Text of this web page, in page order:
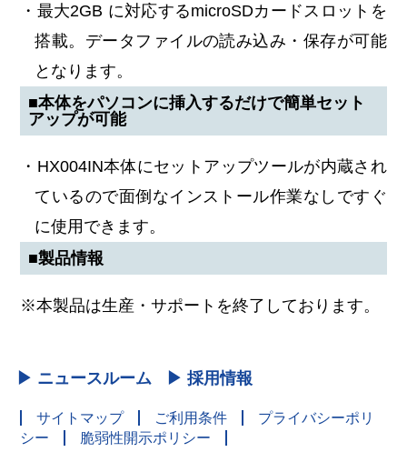
・最大2GB に対応するmicroSDカードスロットを
搭載。データファイルの読み込み・保存が可能
となります。
■本体をパソコンに挿入するだけで簡単セット
アップが可能
・HX004IN本体にセットアップツールが内蔵され
ているので面倒なインストール作業なしですぐ
に使用できます。
■製品情報
※本製品は生産・サポートを終了しております。
▶ ニュースルーム ▶ 採用情報
サイトマップ ご利用条件
プライバシーポリ
シー
脆弱性開示ポリシー